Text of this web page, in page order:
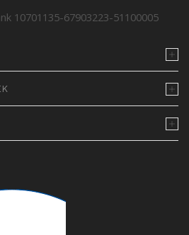
10701135-67903223-51100005